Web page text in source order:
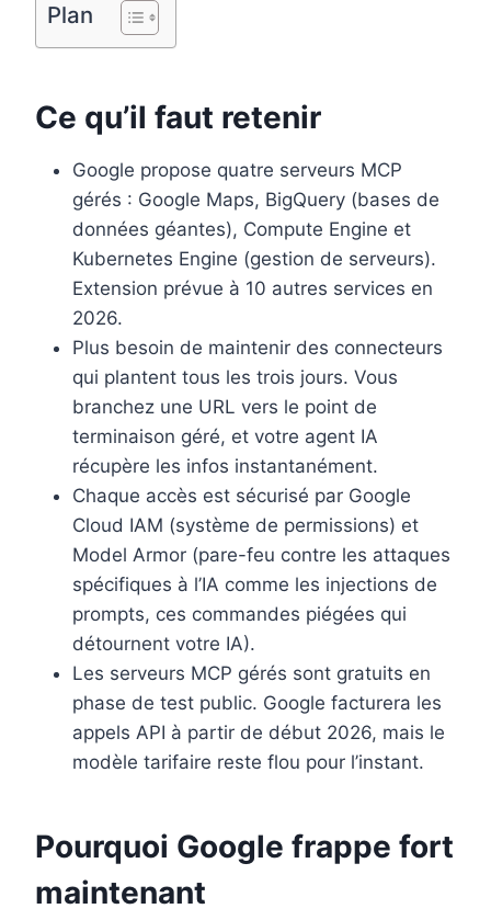
Plan
Ce qu’il faut retenir
Google propose quatre serveurs MCP
gérés : Google Maps, BigQuery (bases de
données géantes), Compute Engine et
Kubernetes Engine (gestion de serveurs).
Extension prévue à 10 autres services en
2026.
Plus besoin de maintenir des connecteurs
qui plantent tous les trois jours. Vous
branchez une URL vers le point de
terminaison géré, et votre agent IA
récupère les infos instantanément.
Chaque accès est sécurisé par Google
Cloud IAM (système de permissions) et
Model Armor (pare-feu contre les attaques
spécifiques à l’IA comme les injections de
prompts, ces commandes piégées qui
détournent votre IA).
Les serveurs MCP gérés sont gratuits en
phase de test public. Google facturera les
appels API à partir de début 2026, mais le
modèle tarifaire reste flou pour l’instant.
Pourquoi Google frappe fort
maintenant